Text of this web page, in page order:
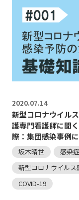
2020.07.14
新型コロナウイル
護専門看護師に聞
際：集団感染事例
坂木晴世
感染
新型コロナウイルス
COVID-19